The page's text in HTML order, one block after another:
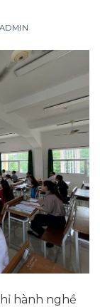
ADMIN
hành nghề